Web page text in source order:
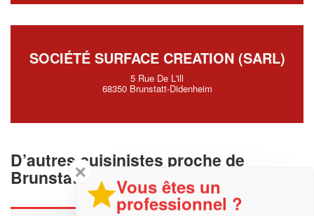
SOCIÉTÉ SURFACE CREATION (SARL)
5 Rue De L'ill
68350 Brunstatt-Didenheim
D’autres cuisinistes proche de
Brunstatt-Didenheim
✕
Vous êtes un
professionnel ?